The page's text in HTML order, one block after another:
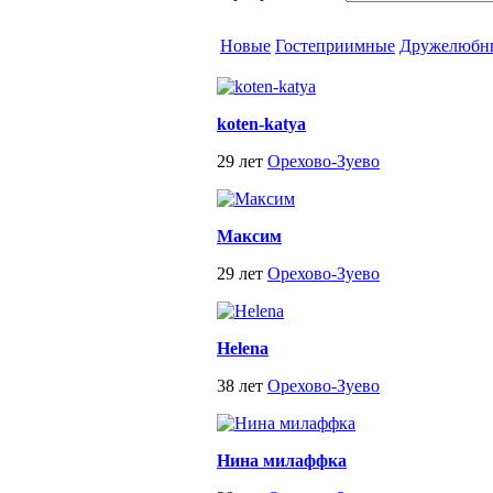
Новые Гостеприимные
koten-katya
29 лет Орехово-Зуево
Максим
29 лет Орехово-Зуево
Helena
38 лет Орехово-Зуево
Нина милаффка